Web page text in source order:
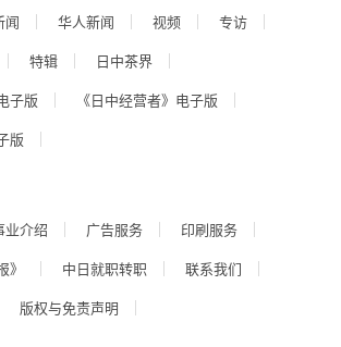
闻 华人新闻 视频
专访
特辑
日中茶界
子版
《日中经营者》电子版
版
业介绍 广告服务
印刷服务
中日就职转职
联系我们
版权与免责声明